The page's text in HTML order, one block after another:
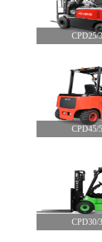
CPD25/
CPD45/
CPD30/